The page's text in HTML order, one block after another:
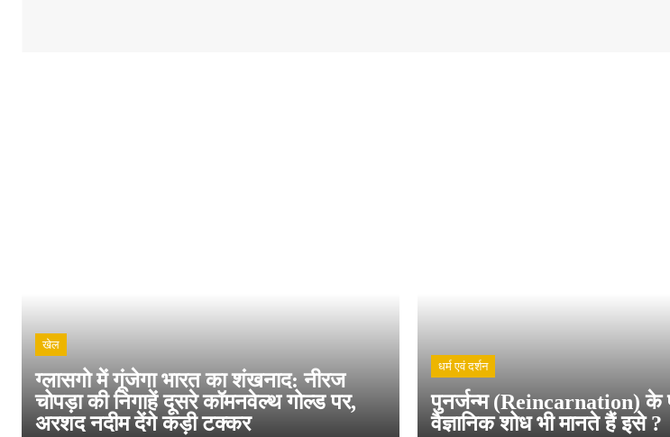
खेल
ग्लासगो में गूंजेगा भारत का शंखनाद: नीरज
चोपड़ा की निगाहें दूसरे कॉमनवेल्थ गोल्ड पर,
अरशद नदीम देंगे कड़ी टक्कर
धर्म एवं दर्शन
पुनर्जन्म (Reincarnation) के
वैज्ञानिक शोध भी मानते हैं इसे ?